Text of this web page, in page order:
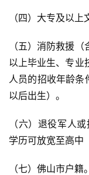
（四）大专及以上
（五）消防救援
以上毕业生、专业
人员的招收年龄
以后出生）。
（六）退役军人
学历可放宽至高中
（七）佛山市户籍。